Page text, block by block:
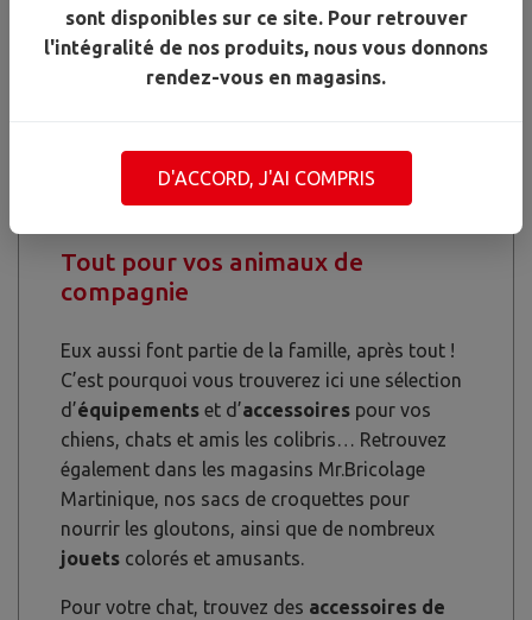
Tout pour vos animaux de
compagnie
Eux aussi font partie de la famille, après tout !
C’est pourquoi vous trouverez ici une sélection
d’équipements et d’accessoires pour vos
chiens, chats et amis les colibris… Retrouvez
également dans les magasins Mr.Bricolage
Martinique, nos sacs de croquettes pour
nourrir les gloutons, ainsi que de nombreux
jouets colorés et amusants.
Pour votre chat, trouvez des accessoires de
sont disponibles sur ce site. Pour retrouver
l'intégralité de nos produits, nous vous donnons
rendez-vous en magasins.
D'ACCORD, J'AI COMPRIS